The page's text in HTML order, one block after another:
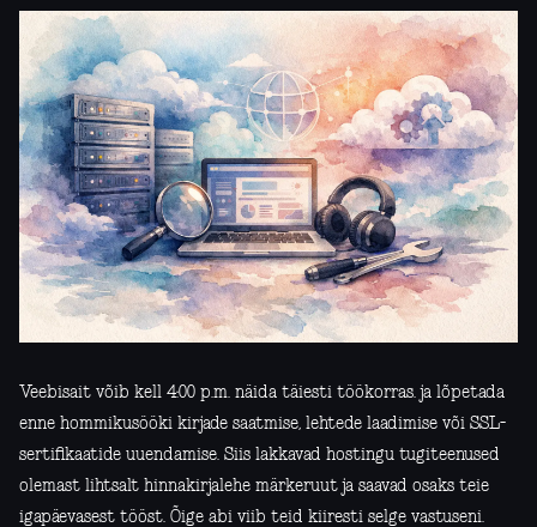
Veebisait võib kell 4:00 p.m. näida täiesti töökorras. ja lõpetada
enne hommikusööki kirjade saatmise, lehtede laadimise või SSL-
sertifikaatide uuendamise. Siis lakkavad hostingu tugiteenused
olemast lihtsalt hinnakirjalehe märkeruut ja saavad osaks teie
igapäevasest tööst. Õige abi viib teid kiiresti selge vastuseni.